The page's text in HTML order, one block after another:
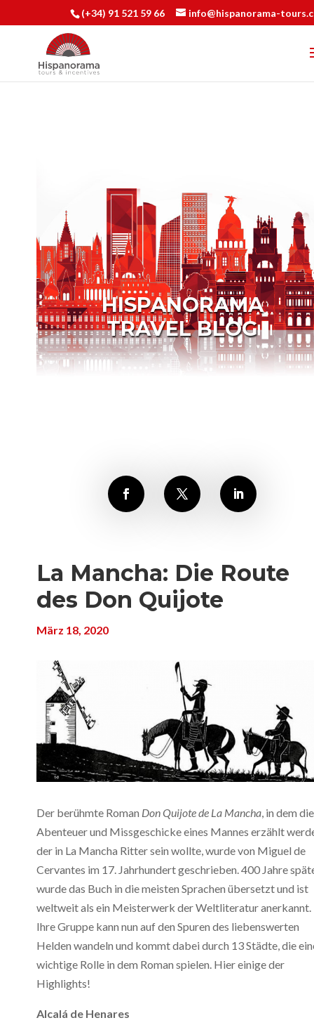
(+34) 91 521 59 66 info@hispanorama-
HISPANORAMA
TRAVEL BLOG
La Mancha: Die Route
des Don Quijote
März 18, 2020
Der berühmte Roman Don Quijote de La Mancha, in dem die
Abenteuer und Missgeschicke eines Mannes erzählt
der in La Mancha Ritter sein wollte, wurde von Miguel de
Cervantes im 17. Jahrhundert geschrieben. 400 Jahre
wurde das Buch in die meisten Sprachen übersetzt und ist
weltweit als ein Meisterwerk der Weltliteratur anerkannt.
Ihre Gruppe kann nun auf den Spuren des liebenswerten
Helden wandeln und kommt dabei durch 13 Städte, die
wichtige Rolle in dem Roman spielen. Hier einige der
Highlights!
Alcalá de Henares